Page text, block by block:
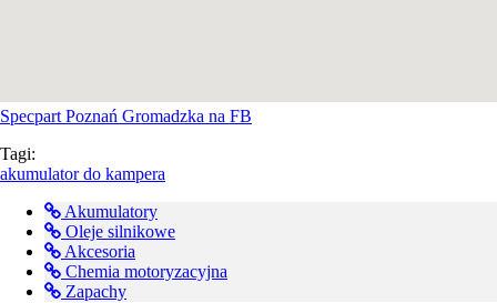
Specpart Poznań Gromadzka na FB
Tagi:
akumulator do kampera
Akumulatory
Oleje silnikowe
Akcesoria
Chemia motoryzacyjna
Zapachy